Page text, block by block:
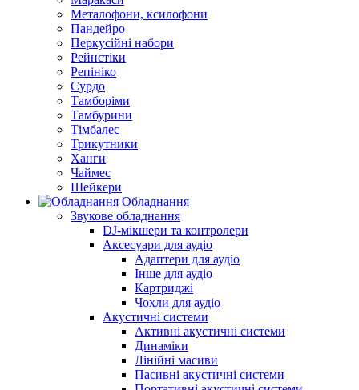
Металофони, ксилофони
Пандейро
Перкусійні набори
Рейнстіки
Репініко
Сурдо
Тамборіми
Тамбурини
Тімбалес
Трикутники
Ханги
Чаймес
Шейкери
Обладнання
Звукове обладнання
DJ-мікшери та контролери
Аксесуари для аудіо
Адаптери для аудіо
Інше для аудіо
Картриджі
Чохли для аудіо
Акустичні системи
Активні акустичні системи
Динаміки
Лінійні масиви
Пасивні акустичні системи